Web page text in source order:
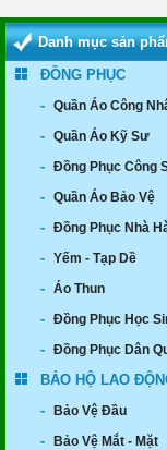
Danh mục sản
ĐỒNG PHỤC
- Quần Áo Công
- Quần Áo Kỹ Sư
- Đồng Phục Công
- Quần Áo Bảo Vệ
- Đồng Phục Nhà
- Yếm - Tạp Dề
- Áo Thun
- Đồng Phục Học
- Đồng Phục Dân
BẢO HỘ LAO
-
Bảo Vệ Đầu
- Bảo Vệ Mắt - Mặt